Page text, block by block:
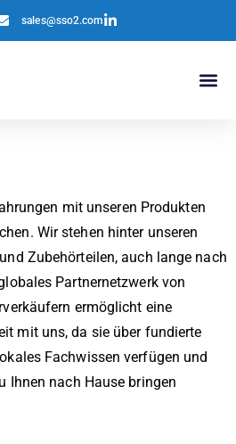
sales@sso2.com
mit unseren Produkten
Wir stehen hinter unseren
Zubehörteilen, auch lange nach
Partnernetzwerk von
ermöglicht eine
mit uns, da sie über fundierte
Fachwissen verfügen und
Ihnen nach Hause bringen